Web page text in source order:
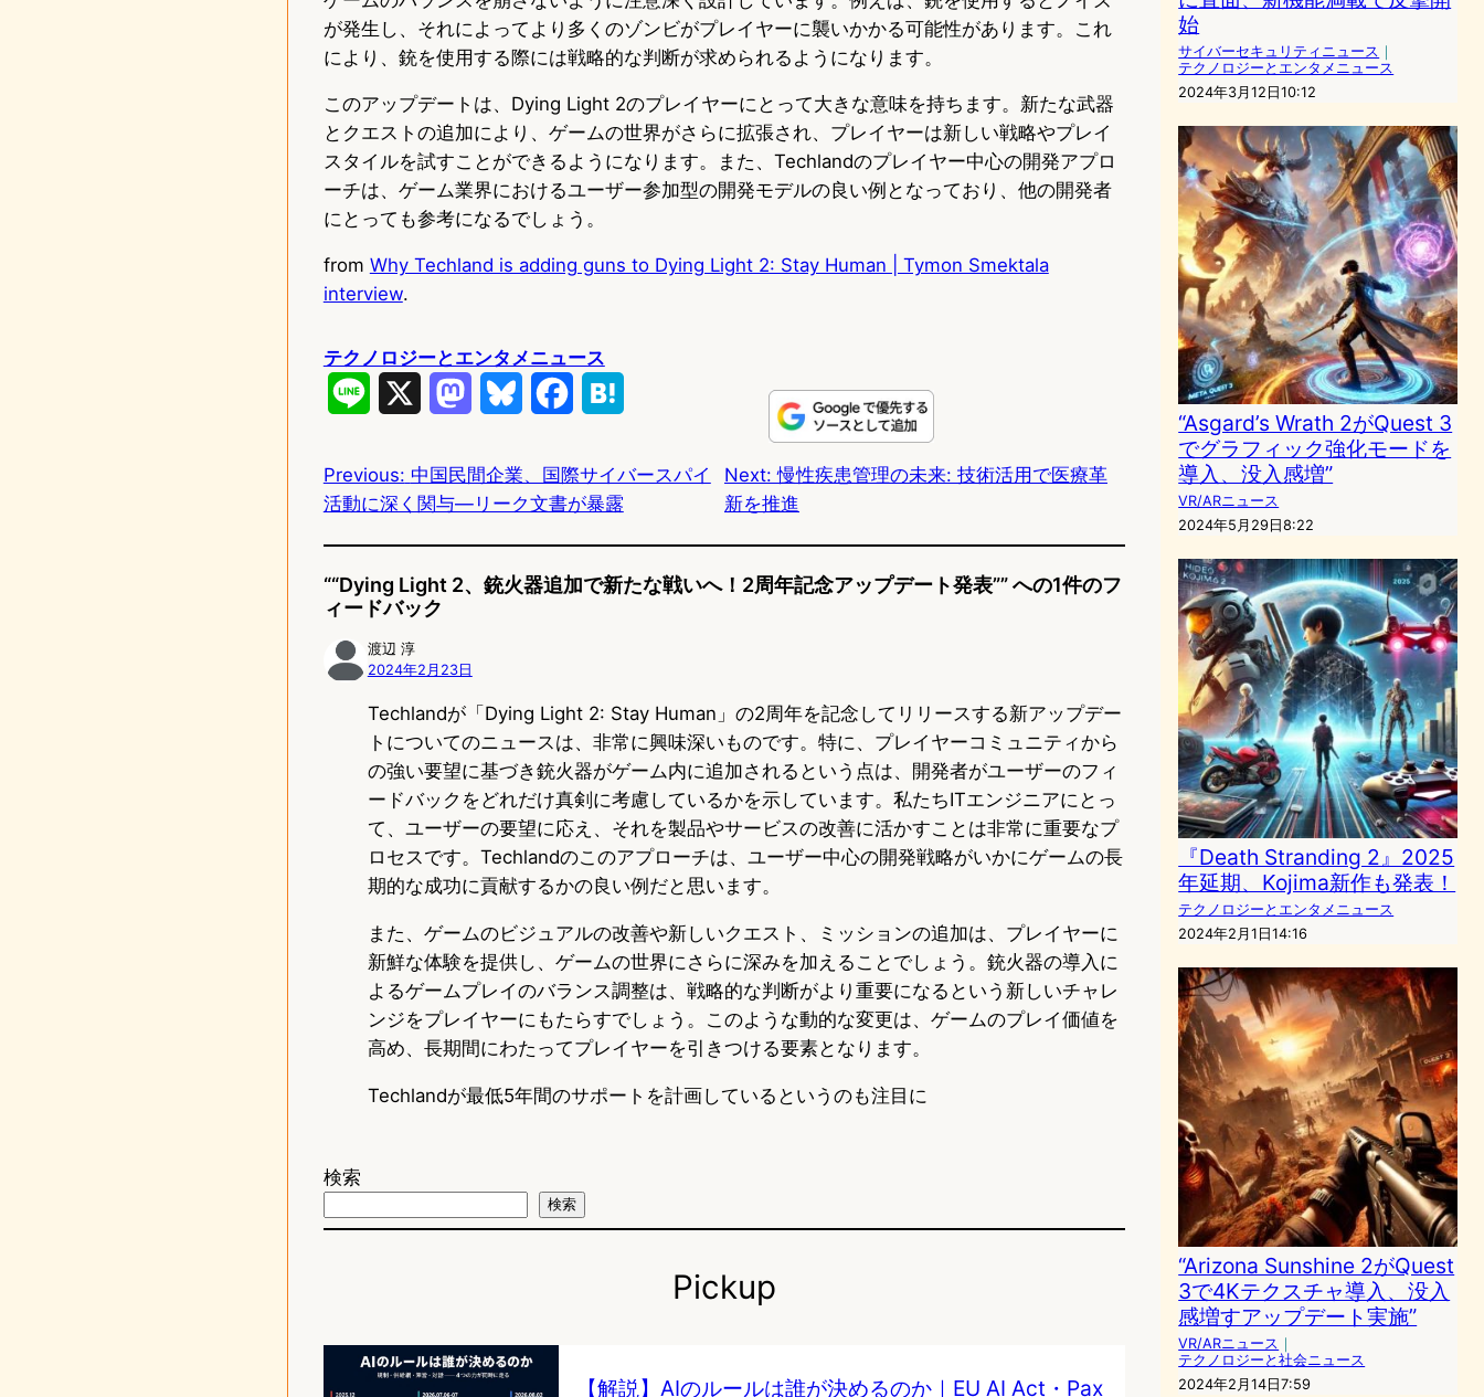
が発生し、それによってより多くのゾンビがプレイヤーに襲いかかる可能性があります。これ
により、銃を使用する際には戦略的な判断が求められるようになります。
このアップデートは、Dying Light 2のプレイヤーにとって大きな意味を持ちます。新たな武器
とクエストの追加により、ゲームの世界がさらに拡張され、プレイヤーは新しい戦略やプレイ
スタイルを試すことができるようになります。また、Techlandのプレイヤー中心の開発アプロ
ーチは、ゲーム業界におけるユーザー参加型の開発モデルの良い例となっており、他の開発者
にとっても参考になるでしょう。
from Why Techland is adding guns to Dying Light 2: Stay Human | Tymon Smektala
interview.
テクノロジーとエンタメニュース
n
e
s
t
u
e
k
c
e
t
e
a
Previous: 中国民間企業、国際サイバースパイ
活動に深く関与—リーク文書が暴露
Next: 慢性疾患管理の未来: 技術活用で医療革
新を推進
““Dying Light 2、銃火器追加で新たな戦いへ！2周年記念アップデート発表”” への1件のフ
ィードバック
渡辺 淳
2024年2月23日
Techlandが「Dying Light 2: Stay Human」の2周年を記念してリリースする新アップデー
トについてのニュースは、非常に興味深いものです。特に、プレイヤーコミュニティから
の強い要望に基づき銃火器がゲーム内に追加されるという点は、開発者がユーザーのフィ
ードバックをどれだけ真剣に考慮しているかを示しています。私たちITエンジニアにとっ
て、ユーザーの要望に応え、それを製品やサービスの改善に活かすことは非常に重要なプ
ロセスです。Techlandのこのアプローチは、ユーザー中心の開発戦略がいかにゲームの長
期的な成功に貢献するかの良い例だと思います。
また、ゲームのビジュアルの改善や新しいクエスト、ミッションの追加は、プレイヤーに
新鮮な体験を提供し、ゲームの世界にさらに深みを加えることでしょう。銃火器の導入に
よるゲームプレイのバランス調整は、戦略的な判断がより重要になるという新しいチャレ
ンジをプレイヤーにもたらすでしょう。このような動的な変更は、ゲームのプレイ価値を
高め、長期間にわたってプレイヤーを引きつける要素となります。
Techlandが最低5年間のサポートを計画しているというのも注目に
検索
検索
Pickup
【解説】AIのルールは誰が決めるのか｜EU AI Act・Pax
始
サイバーセキュリティニュース ｜
テクノロジーとエンタメニュース
2024年3月12日10:12
“Asgard’s Wrath 2がQuest 3
でグラフィック強化モードを
導入、没入感増”
VR/ARニュース
2024年5月29日8:22
『Death Stranding 2』2025
年延期、Kojima新作も発表！
テクノロジーとエンタメニュース
2024年2月1日14:16
“Arizona Sunshine 2がQuest
3で4Kテクスチャ導入、没入
感増すアップデート実施”
VR/ARニュース ｜
テクノロジーと社会ニュース
2024年2月14日7:59